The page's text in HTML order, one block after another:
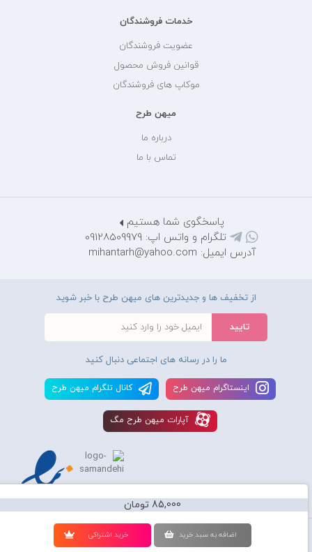
85,000 تومان
اضافه به سبد خريد خريد اشتراکی
خدمات فروشندگان
عضویت فروشندگان
قوانین فروش محصول
موکاپ های فروشندگان
میهن طرح
درباره ما
تماس با ما
پاسخگوی شما هستیم
تلگرام و واتس اپ: 09128509979
آدرس ایمیل: mihantarh@yahoo.com
از تخفیف ها و جدیدترین های میهن طرح با خبر شوید
ما را در رسانه های اجتماعی دنبال کنید
اينستاگرام ميهن طرح کانال تلگرام ميهن طرح
آپارات ميهن طرح مگ
استفاده از محصولات سايت میهن طرح برای مقاصد تجاری ممنوع و موجب پیگرد
قانونی میباشد و کليه حقوق اين سايت متعلق به شرکت دانش بنیان میهن طرح